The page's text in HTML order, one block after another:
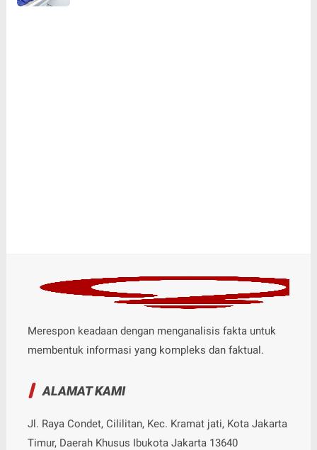
Merespon keadaan dengan menganalisis fakta untuk
membentuk informasi yang kompleks dan faktual.
ALAMAT KAMI
Jl. Raya Condet, Cililitan, Kec. Kramat jati, Kota Jakarta
Timur, Daerah Khusus Ibukota Jakarta 13640